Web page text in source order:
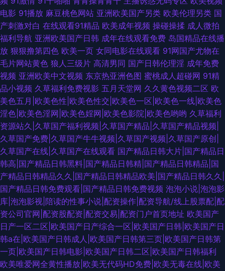
电影 91播放 麻豆桃色网站 亚洲欧美国产另类 欧美伦理另类 国
产刺激对白 在线观看91精品 欧美成年视频 操碰操揉 成人微拍
福利导航 亚洲欧美国产日韩 成年在线观看免费 岛国精品在线播
放 狠狠撸第四色 欧美一页 女同电影在线观看 91网国产尤物在
毛片网站黄色 狼人三级片 高清男同 国产日韩伦理淫 成年免费
视频 亚洲欧美中文视频 东京热亚洲色图 蜜桃成人超碰网 91精
品小视频 久草福利免费视影 五月天堂网 久久黄色视频二区 欧
美色五月|欧美色性|欧美色性交|欧美色一区|欧美色一线|欧美色
淫色|欧美色淫网|欧美色婬网|欧美色影院|欧美色哟哟 久草福利
资源站久|久草国产福利视频|久草国产精品|久草国产精品视频|
久草国产免费|久草国产牛牛视频|久草国产视频|久草国产原创|
久草国产在线|久草国产在线观看 国产精品日韩大片|国产精品日
韩高|国产精品日韩黑料|国产精品日韩精|国产精品日韩精品|国
产精品日韩精品久久|国产精品日韩精品欧美|国产精品日韩久久|
国产精品日韩免费观看|国产精品日韩免费视频 泡泡小说|泡泡影
库|泡泡影视|陪读的性事小说|配资操作|配资导航/线上股票配|配
资公司官网|配资股配资|配资交易|配资门户首页地址 欧美国产
日产一区二区|欧美国产日产综合一区|欧美国产日韩|欧美国产日
韩a在|欧美国产日韩成人|欧美国产日韩第三页|欧美国产日韩第
一页|欧美国产日韩电影|欧美国产日韩二区|欧美国产日韩福利
欧美唯爱网全黄性播放|欧美无代码HD免费|欧美无毒在线|欧美